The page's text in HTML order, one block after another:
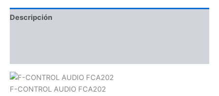
Descripción
F-CONTROL AUDIO FCA202